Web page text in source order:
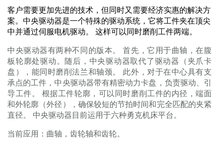
客户需要更加先进的技术，但同时又需要经济实惠的解决方
案。中央驱动器是一个特殊的驱动系统，它将工件夹在顶尖
中并通过伺服电机驱动。 这样可以同时磨削工件两端。
中央驱动器有两种不同的版本。 首先，它用于曲轴，在腹
板轮廓处驱动。随后，中央驱动器取代了驱动器（夹爪卡
盘），能同时磨削法兰和轴颈。 此外，对于在中心具有支
承点的工件，中央驱动器带有精密动力卡盘，负责驱动、引
导工件。 根据工件轮廓，可以同时磨削工件的内径，端面
和外轮廓（外径），确保较短的节拍时间和完全匹配的夹紧
直径。 中央驱动器目前运用于六种勇克机床平台。
当前应用：曲轴，齿轮轴和齿轮。